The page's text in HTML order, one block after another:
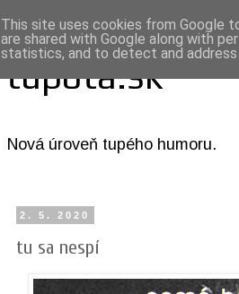
tupota.sk
Nová úroveň tupého humoru.
2. 5. 2020
tu sa nespí
This site uses cookies from Google
are shared with Google along with
statistics, and to detect and address